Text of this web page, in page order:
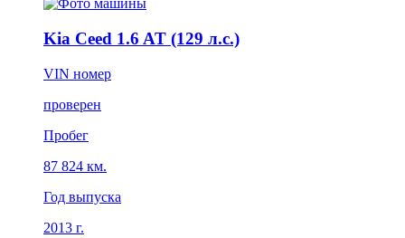
Kia Ceed 1.6 AT (129 л.с.)
VIN номер
проверен
Пробег
87 824 км.
Год выпуска
2013 г.